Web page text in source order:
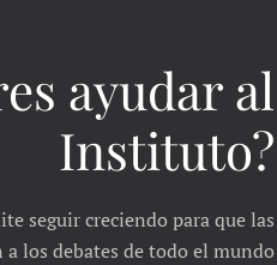
ayudar al
Instituto?
seguir creciendo para que las
los debates de todo el mundo